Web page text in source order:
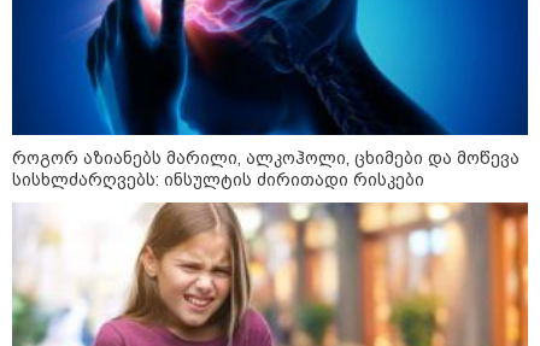
10:54 / 10-08-2026
ქურდობა თვითმფრინავის ბორტზე:
პოლიციამ ჩინეთის 2 მოქალაქე დააკავა -
რა ინფორმაციას ავრცელებს შსს
13:11 / 10-08-2026
მალხაზ ბოკუჩავას
მკვლელობის საქმეზე
ბრალდებულ მალხაზ
ბაგათელიას მიმართ სისხლის
სამართლებრივი დევნა შეწყდა
- ვინაიდან მას შეურაცხადობა
დაუდგინდა
როგორ აზიანებს მარილი, ალკოჰოლი, ცხიმები და მოწევა
სისხლძარღვებს: ინსულტის ძირითადი რისკები